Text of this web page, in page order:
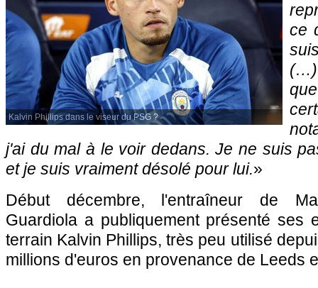
Kalvin Phillips dans le viseur du PSG ?
ce
j'ai du mal à le voir dedans. Je ne suis
et je suis vraiment désolé pour lui.»
Début décembre, l'entraîneur de
Guardiola a publiquement présenté ses
terrain Kalvin Phillips, très peu utilisé
millions d'euros en provenance de Leeds